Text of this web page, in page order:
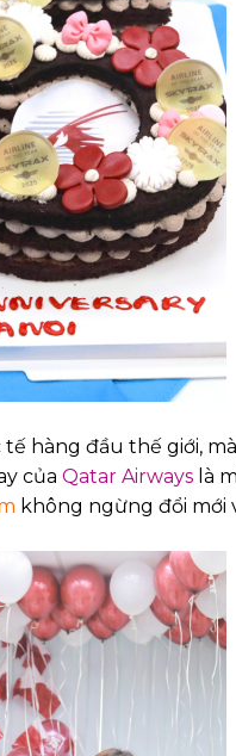
hàng đầu thế giới,
của Qatar Airways là
không ngừng đổi mới